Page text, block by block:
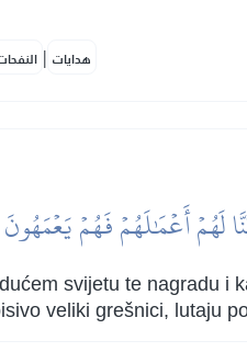
| هدايات
لَهُمۡ أَعۡمَٰلَهُمۡ فَهُمۡ يَعۡمَهُونَ
svijetu te nagradu
veliki grešnici, lutaju